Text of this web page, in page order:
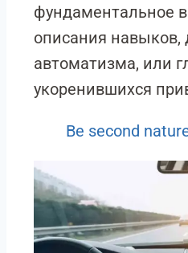
фундаментальное
описания
автоматизма, или
укоренившихся
Be second